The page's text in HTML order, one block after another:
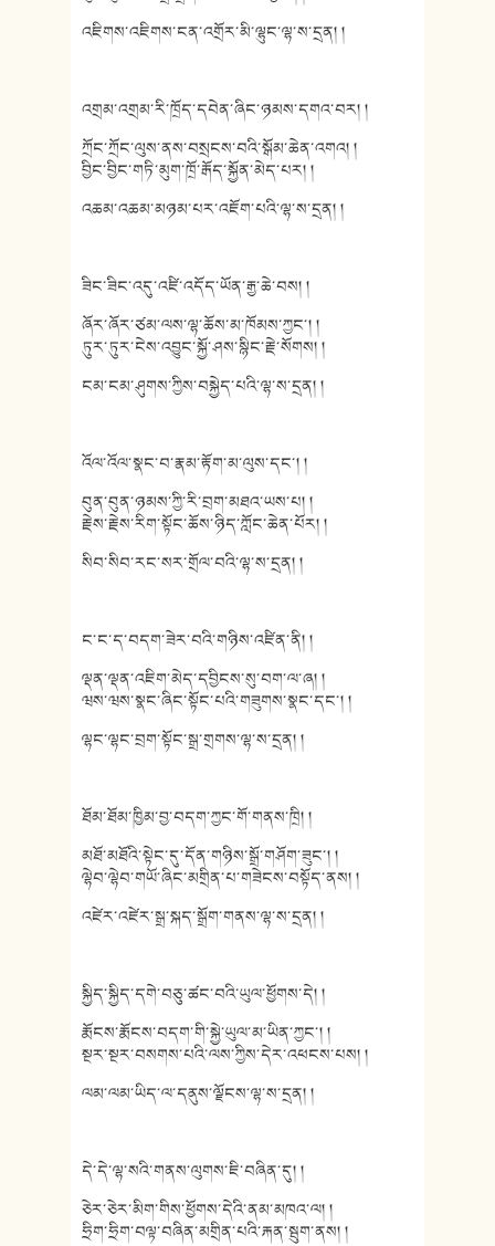
འཇིགས་འཇིགས་ངན་འགྲོར་མི་ལྷུང་ལྷ་ས་དྲན། །
འགྲམ་འགྲམ་རི་ཁྲོད་དབེན་ཞིང་ཉམས་དགའ་བར། །
ཀྲོང་ཀྲོང་ལུས་ནས་བསྲངས་བའི་སྒོམ་ཆེན་འགའ། །
བྱིང་བྱིང་གཏི་མུག་ཁྲོ་རྒོད་སྐྱོན་མེད་པར། །
འཆམ་འཆམ་མཉམ་པར་འཇོག་པའི་ལྷ་ས་དྲན། །
ཟིང་ཟིང་འདུ་འཛི་འདོད་ཡོན་རྒྱ་ཆེ་བས། །
ཞོར་ཞོར་ཙམ་ལས་ལྷ་ཆོས་མ་ཁོམས་ཀྱང་། །
ཏུར་ཏུར་ངེས་འབྱུང་སྐྱོ་ཤས་སྙིང་རྗེ་སོགས། །
ངམ་ངམ་ཤུགས་ཀྱིས་བསྐྱེད་པའི་ལྷ་ས་དྲན། །
འོལ་འོལ་སྣང་བ་རྣམ་རྟོག་མ་ལུས་དང་། །
བུན་བུན་ཉམས་ཀྱི་རི་བྲག་མཐའ་ཡས་པ། །
རྗེས་རྗེས་རིག་སྟོང་ཆོས་ཉིད་ཀློང་ཆེན་པོར། །
སིབ་སིབ་རང་སར་གྲོལ་བའི་ལྷ་ས་དྲན། །
ང་ང་ད་བདག་ཟེར་བའི་གཉིས་འཛིན་ནི། །
ལྡན་ལྡན་འཇིག་མེད་དབྱིངས་སུ་བག་ལ་ཞ། །
ཝས་ཝས་སྣང་ཞིང་སྟོང་པའི་གཟུགས་སྣང་དང་། །
ལྷང་ལྷང་བྲག་སྟོང་སྒྲ་གྲགས་ལྷ་ས་དྲན། །
ཐོམ་ཐོམ་ཁྱིམ་བྱ་བདག་ཀྱང་གོ་གནས་ཁྲི། །
མཐོ་མཐོའི་སྟེང་དུ་དོན་གཉིས་སྒྲོ་གཤོག་ཟུང་། །
ལྷེབ་ལྷེབ་གཡོ་ཞིང་མགྲིན་པ་གཟེངས་བསྟོད་ནས། །
འཛེར་འཛེར་སྒྲ་སྐད་སྒྲོག་གནས་ལྷ་ས་དྲན། །
སྐྱིད་སྐྱིད་དགེ་བཅུ་ཚང་བའི་ཡུལ་ཕྱོགས་དེ། །
རྨོངས་རྨོངས་བདག་གི་སྐྱེ་ཡུལ་མ་ཡིན་ཀྱང་། །
སྔར་སྔར་བསགས་པའི་ལས་ཀྱིས་དེར་འཕངས་པས། །
ལམ་ལམ་ཡིད་ལ་དནུས་ལྗོངས་ལྷ་ས་དྲན། །
དེ་དེ་ལྷ་སའི་གནས་ལུགས་ཇི་བཞིན་དུ། །
ཅེར་ཅེར་མིག་གིས་ཕྱོགས་དེའི་ནམ་མཁའ་ལ། །
ཧྲིག་ཧྲིག་བལྟ་བཞིན་མགྲིན་པའི་རྐན་སྦུག་ནས། །